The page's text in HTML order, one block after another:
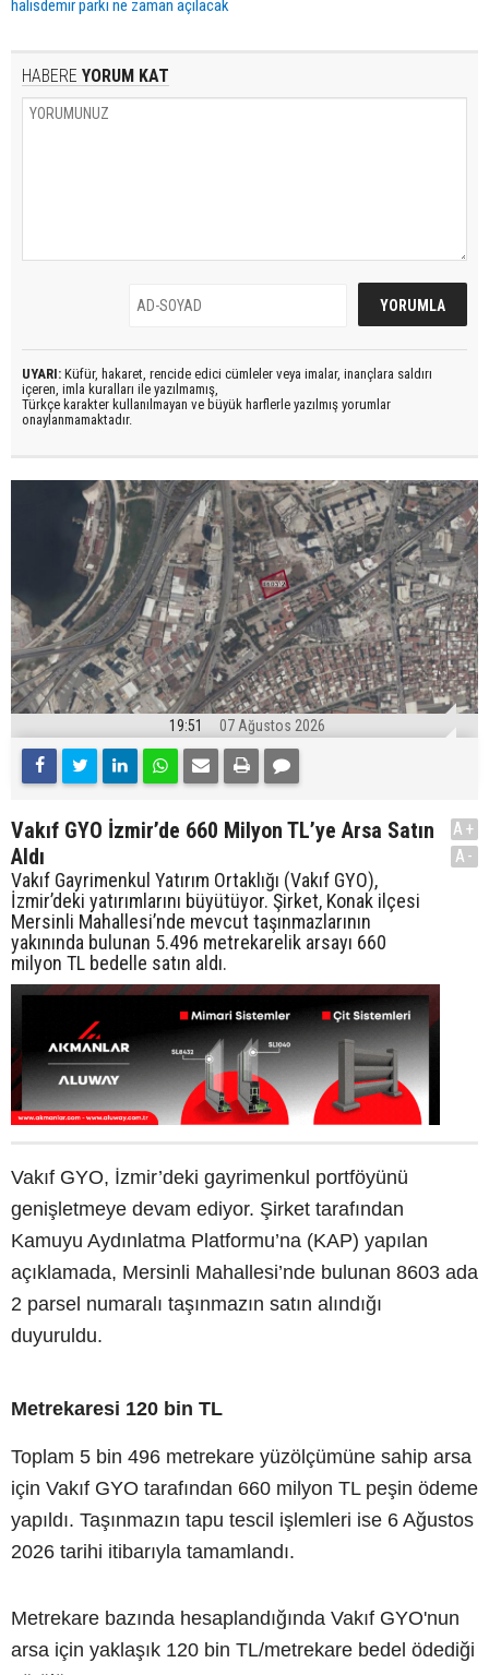
halisdemir parkı ne zaman açılacak
HABERE YORUM KAT
UYARI: Küfür, hakaret, rencide edici cümleler veya imalar, inançlara saldırı
içeren, imla kuralları ile yazılmamış,
Türkçe karakter kullanılmayan ve büyük harflerle yazılmış yorumlar
onaylanmamaktadır.
19:51 07 Ağustos 2026
Vakıf GYO İzmir’de 660 Milyon TL’ye Arsa Satın
Aldı
Vakıf Gayrimenkul Yatırım Ortaklığı (Vakıf GYO),
İzmir’deki yatırımlarını büyütüyor. Şirket, Konak ilçesi
Mersinli Mahallesi’nde mevcut taşınmazlarının
yakınında bulunan 5.496 metrekarelik arsayı 660
milyon TL bedelle satın aldı.
A+
A-
Vakıf GYO, İzmir’deki gayrimenkul portföyünü
genişletmeye devam ediyor. Şirket tarafından
Kamuyu Aydınlatma Platformu’na (KAP) yapılan
açıklamada, Mersinli Mahallesi’nde bulunan 8603 ada
2 parsel numaralı taşınmazın satın alındığı
duyuruldu.
Metrekaresi 120 bin TL
Toplam 5 bin 496 metrekare yüzölçümüne sahip arsa
için Vakıf GYO tarafından 660 milyon TL peşin ödeme
yapıldı. Taşınmazın tapu tescil işlemleri ise 6 Ağustos
2026 tarihi itibarıyla tamamlandı.
Metrekare bazında hesaplandığında Vakıf GYO'nun
arsa için yaklaşık 120 bin TL/metrekare bedel ödediği